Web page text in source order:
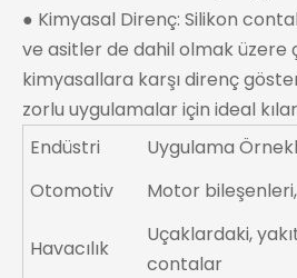
● Kimyasal Direnç: Silikon
ve asitler de dahil olmak üzere
kimyasallara karşı direnç
zorlu uygulamalar için ideal
Endüstri
Uygulama
Otomotiv
Motor
Havacılık
Uçaklardaki,
contalar